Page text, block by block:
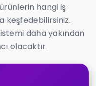
hangi iş
keşfedebilirsiniz.
daha yakından
olacaktır.